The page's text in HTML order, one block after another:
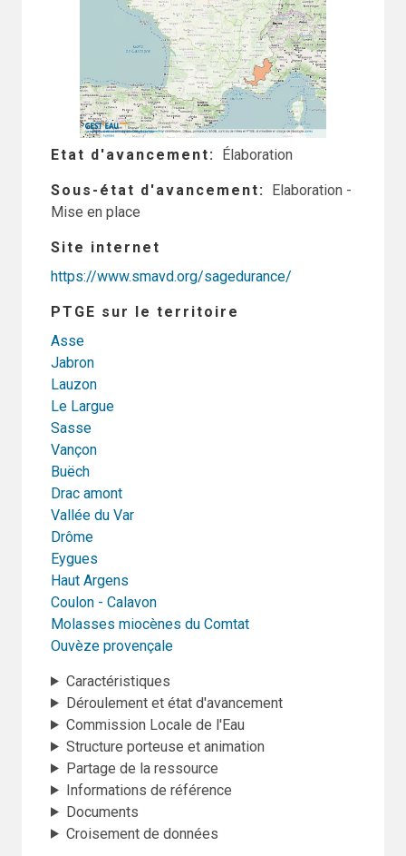
Etat d'avancement Élaboration
Sous-état d'avancement
Elaboration -
Mise en place
Site internet
https://www.smavd.org/sagedurance/
PTGE sur le territoire
Asse
Jabron
Lauzon
Le Largue
Sasse
Vançon
Buëch
Drac amont
Vallée du Var
Drôme
Eygues
Haut Argens
Coulon - Calavon
Molasses miocènes du Comtat
Ouvèze provençale
Caractéristiques
Déroulement et état d'avancement
Commission Locale de l'Eau
Structure porteuse et animation
Partage de la ressource
Informations de référence
Documents
Croisement de données